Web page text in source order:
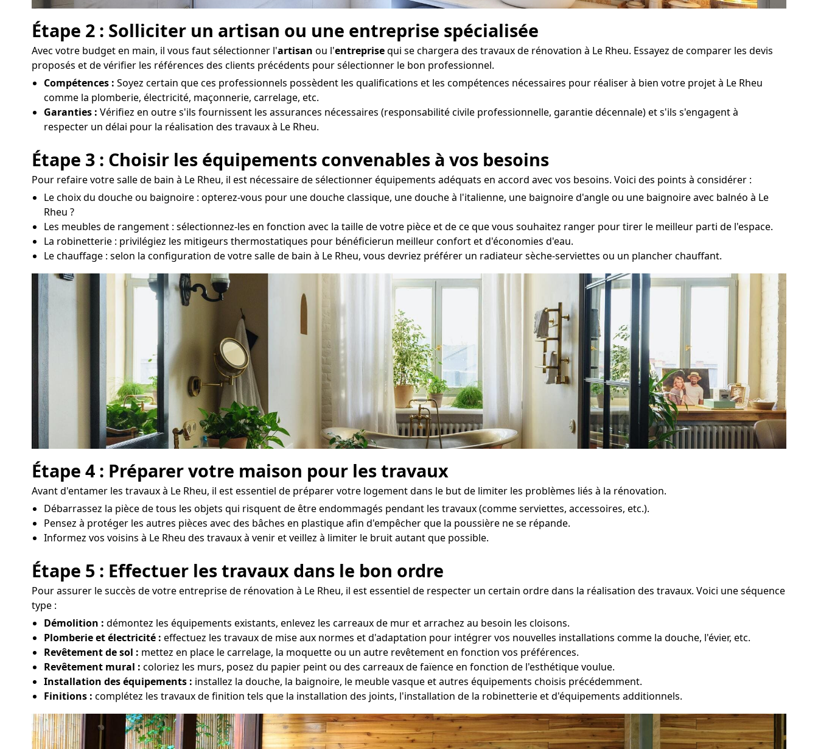
Étape 2 : Solliciter un artisan ou une entreprise spécialisée
Avec votre budget en main, il vous faut sélectionner l'artisan ou l'entreprisequi se chargera des travaux de rénovation à Le Rheu. Essayez de comparer les devis
proposés et de vérifier les références des clients précédents pour sélectionner le bon professionnel.
Compétences : Soyez certain que ces professionnels possèdent les qualifications et les compétences nécessaires pour réaliser à bien votre projet à Le Rheu
comme la plomberie, électricité, maçonnerie, carrelage, etc.
Garanties : Vérifiez en outre s'ils fournissent les assurances nécessaires (responsabilité civile professionnelle, garantie décennale) et s'ils s'engagent à
respecter un délai pour la réalisation des travaux à Le Rheu.
Étape 3 : Choisir les équipements convenables à vos besoins
Pour refaire votre salle de bain à Le Rheu, il est nécessaire de sélectionner équipements adéquats en accord avec vos besoins. Voici des points à considérer :
Le choix du douche ou baignoire : opterez-vous pour une douche classique, une douche à l'italienne, une baignoire d'angle ou une baignoire avec balnéo à Le
Rheu ?
Les meubles de rangement : sélectionnez-les en fonction avec la taille de votre pièce et de ce que vous souhaitez ranger pour tirer le meilleur parti de l'espace.
La robinetterie : privilégiez les mitigeurs thermostatiques pour bénéficierun meilleur confort et d'économies d'eau.
Le chauffage : selon la configuration de votre salle de bain à Le Rheu, vous devriez préférer un radiateur sèche-serviettes ou un plancher chauffant.
Étape 4 : Préparer votre maison pour les travaux
Avant d'entamer les travaux à Le Rheu, il est essentiel de préparer votre logement dans le but de limiter les problèmes liés à la rénovation.
Débarrassez la pièce de tous les objets qui risquent de être endommagés pendant les travaux (comme serviettes, accessoires, etc.).
Pensez à protéger les autres pièces avec des bâches en plastique afin d'empêcher que la poussière ne se répande.
Informez vos voisins à Le Rheu des travaux à venir et veillez à limiter le bruit autant que possible.
Étape 5 : Effectuer les travaux dans le bon ordre
Pour assurer le succès de votre entreprise de rénovation à Le Rheu, il est essentiel de respecter un certain ordre dans la réalisation des travaux. Voici une séquence
type :
Démolition : démontez les équipements existants, enlevez les carreaux de mur et arrachez au besoin les cloisons.
Plomberie et électricité : effectuez les travaux de mise aux normes et d'adaptation pour intégrer vos nouvelles installations comme la douche, l'évier, etc.
Revêtement de sol : mettez en place le carrelage, la moquette ou un autre revêtement en fonction vos préférences.
Revêtement mural : coloriez les murs, posez du papier peint ou des carreaux de faïence en fonction de l'esthétique voulue.
Installation des équipements : installez la douche, la baignoire, le meuble vasque et autres équipements choisis précédemment.
Finitions : complétez les travaux de finition tels que la installation des joints, l'installation de la robinetterie et d'équipements additionnels.